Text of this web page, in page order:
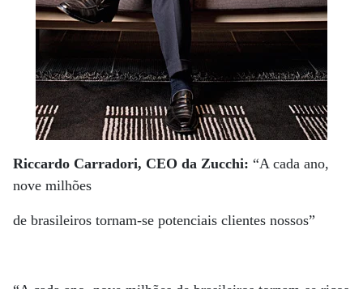
Riccardo Carradori, CEO da Zucchi: “A cada ano,
nove milhões
de brasileiros tornam-se potenciais clientes nossos”